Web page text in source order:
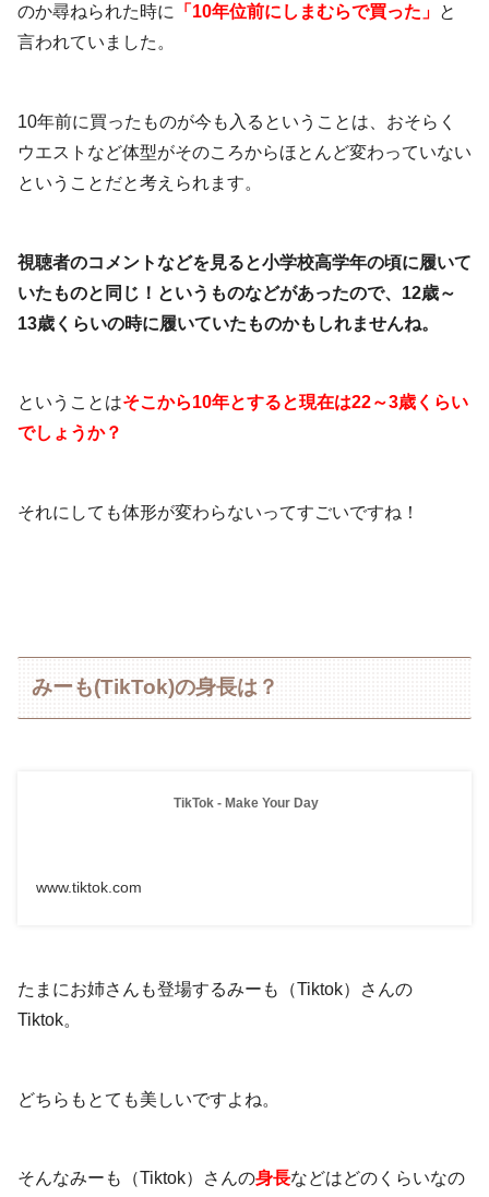
のか尋ねられた時に
「10年位前にしまむらで買った」 と
言われていました。
10年前に買ったものが今も入るということは、おそらく
ウエストなど体型がそのころからほとんど変わっていない
ということだと考えられます。
視聴者のコメントなどを見ると小学校高学年の頃に履いて
いたものと同じ！というものなどがあったので、12歳～
13歳くらいの時に履いていたものかもしれませんね。
ということはそこから10年とすると現在は22～3歳くらい
でしょうか？
それにしても体形が変わらないってすごいですね！
みーも(TikTok)の身長は？
TikTok - Make Your Day
www.tiktok.com
たまにお姉さんも登場するみーも（Tiktok）さんの
Tiktok。
どちらもとても美しいですよね。
そんなみーも（Tiktok）さんの身長などはどのくらいなの